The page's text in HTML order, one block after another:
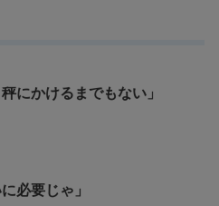
にかけるまでもない」
必要じゃ」